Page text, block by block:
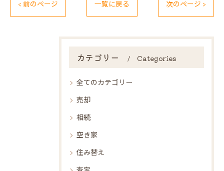
< 前のページ 一覧に戻る 次のページ >
カテゴリー Categories
全てのカテゴリー
売却
相続
空き家
住み替え